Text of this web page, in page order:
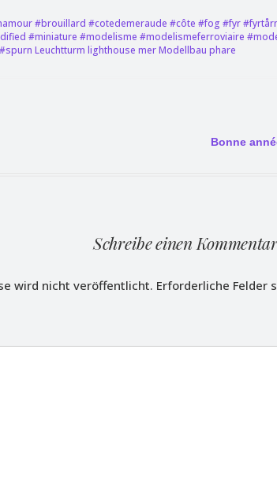
#brouillard #cotedemeraude #côte #fog #fyr
#miniature #modelisme #modelismeferroviaire
#spurn Leuchtturm lighthouse merModellbau phare
Bonne
Schreibe einen Kommentar
wird nicht veröffentlicht. Erforderliche Felder